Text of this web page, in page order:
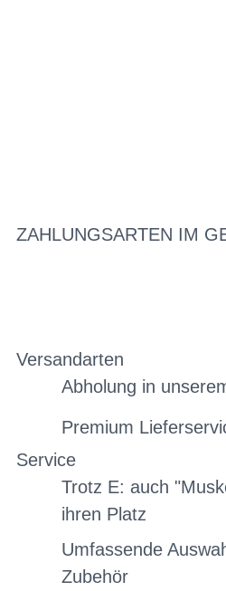
ZAHLUNGSARTEN IM
Versandarten
Abholung in
Premium
Service
Trotz E: auch
ihren Platz
Umfassende
Zubehör